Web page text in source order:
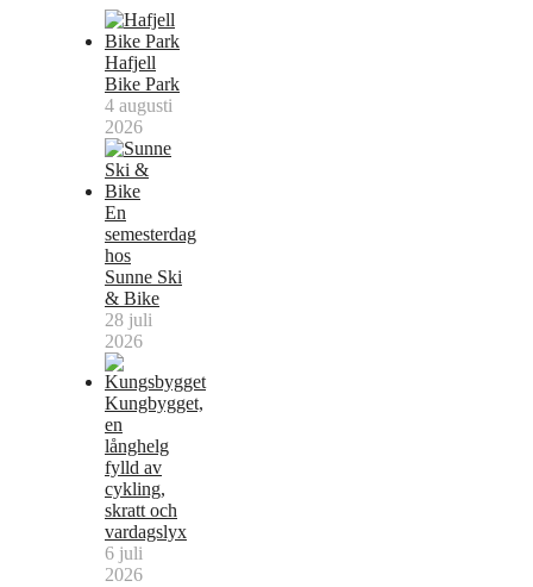
Hafjell
Bike Park
4 augusti
2026
En
semesterdag
hos
Sunne Ski
& Bike
28 juli
2026
Kungbygget,
en
långhelg
fylld av
cykling,
skratt och
vardagslyx
6 juli
2026